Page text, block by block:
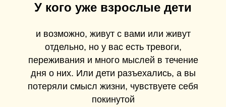
У кого уже взрослые дети
и возможно, живут с вами или живут
отдельно, но у вас есть тревоги,
переживания и много мыслей в течение
дня о них. Или дети разъехались, а вы
потеряли смысл жизни, чувствуете себя
покинутой